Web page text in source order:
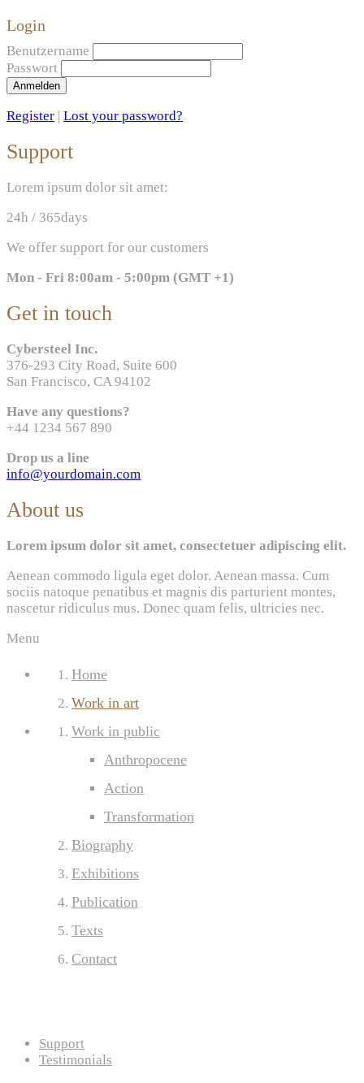
Login
Benutzername
Passwort
Anmelden
Register | Lost your password?
Support
Lorem ipsum dolor sit amet:
24h / 365days
We offer support for our customers
Mon - Fri 8:00am - 5:00pm (GMT +1)
Get in touch
Cybersteel Inc.
376-293 City Road, Suite 600
San Francisco, CA 94102
Have any questions?
+44 1234 567 890
Drop us a line
info@yourdomain.com
About us
Lorem ipsum dolor sit amet, consectetuer adipiscing elit.
Aenean commodo ligula eget dolor. Aenean massa. Cum
sociis natoque penatibus et magnis dis parturient montes,
nascetur ridiculus mus. Donec quam felis, ultricies nec.
Menu
Home
Work in art
Work in public
Anthropocene
Action
Transformation
Biography
Exhibitions
Publication
Texts
Contact
Support
Testimonials